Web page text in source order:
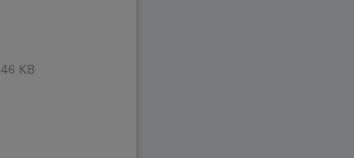
46 KB